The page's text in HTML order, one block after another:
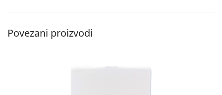
Povezani proizvodi